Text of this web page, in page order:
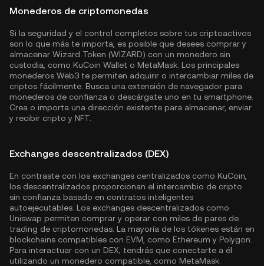
Monederos de criptomonedas
Si la seguridad y el control completos sobre tus criptoactivos
son lo que más te importa, es posible que desees comprar y
almacenar Wizard Token (WIZARD) con un monedero sin
custodia, como KuCoin Wallet o MetaMask. Los principales
monederos Web3 te permiten adquirir o intercambiar miles de
criptos fácilmente. Busca una extensión de navegador para
monederos de confianza o descárgate uno en tu smartphone.
Crea o importa una dirección existente para almacenar, enviar
y recibir cripto y NFT.
Exchanges descentralizados (DEX)
En contraste con los exchanges centralizados como KuCoin,
los descentralizados proporcionan el intercambio de cripto
sin confianza basado en contratos inteligentes
autoejecutables. Los exchanges descentralizados como
Uniswap permiten comprar y operar con miles de pares de
trading de criptomonedas. La mayoría de los tókenes están en
blockchains compatibles con EVM, como Ethereum y Polygon
Para interactuar con un DEX, tendrás que conectarte a él
utilizando un monedero compatible, como MetaMask.